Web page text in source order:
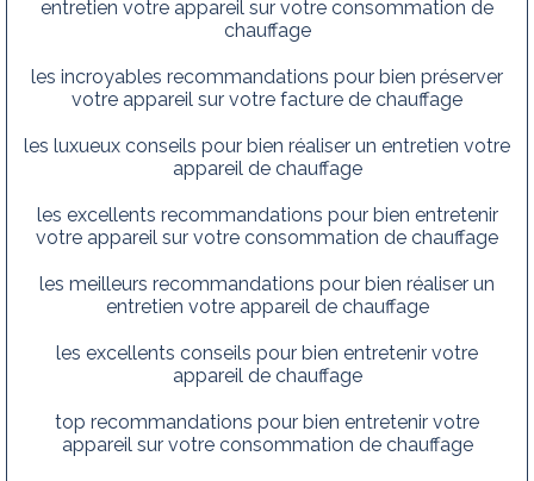
entretien votre appareil sur votre consommation de
chauffage
les incroyables recommandations pour bien préserver
votre appareil sur votre facture de chauffage
les luxueux conseils pour bien réaliser un entretien votre
appareil de chauffage
les excellents recommandations pour bien entretenir
votre appareil sur votre consommation de chauffage
les meilleurs recommandations pour bien réaliser un
entretien votre appareil de chauffage
les excellents conseils pour bien entretenir votre
appareil de chauffage
top recommandations pour bien entretenir votre
appareil sur votre consommation de chauffage